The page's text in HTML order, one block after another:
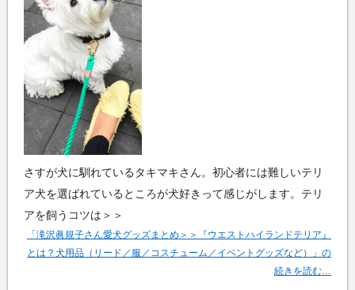
さすが犬に馴れているタキマキさん。初心者には難しいテリ
ア犬を選ばれているところが犬好きって感じがします。テリ
アを飼うコツは＞＞
「滝沢眞規子さん愛犬グッズまとめ＞＞『ウエストハイランドテリア』
とは？犬用品（リード／服／コスチューム／イベントグッズなど）」の
続きを読む…